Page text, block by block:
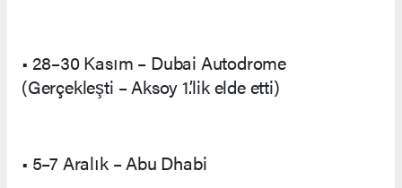
• 28–30 Kasım – Dubai Autodrome
(Gerçekleşti – Aksoy 1.’lik elde etti)
• 5–7 Aralık – Abu Dhabi